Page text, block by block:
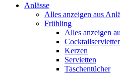
Anlässe
Alles anzeigen aus
Frühling
Alles anzeigen
Kerzen
Servietten
Taschentücher